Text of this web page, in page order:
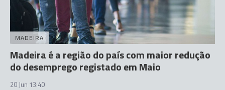
MADEIRA
Madeira é a região do país com maior redução
do desemprego registado em Maio
20 Jun 13:40